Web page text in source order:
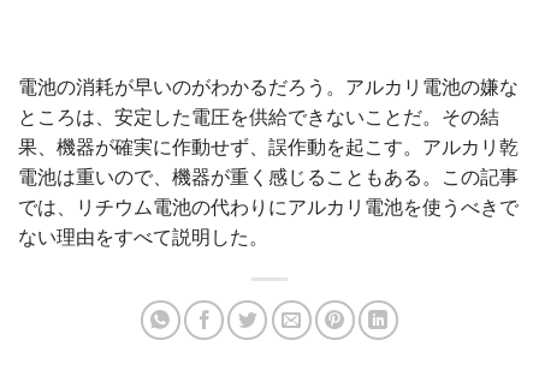
電池の消耗が早いのがわかるだろう。アルカリ電池の嫌な
ところは、安定した電圧を供給できないことだ。その結
果、機器が確実に作動せず、誤作動を起こす。アルカリ乾
電池は重いので、機器が重く感じることもある。この記事
では、リチウム電池の代わりにアルカリ電池を使うべきで
ない理由をすべて説明した。